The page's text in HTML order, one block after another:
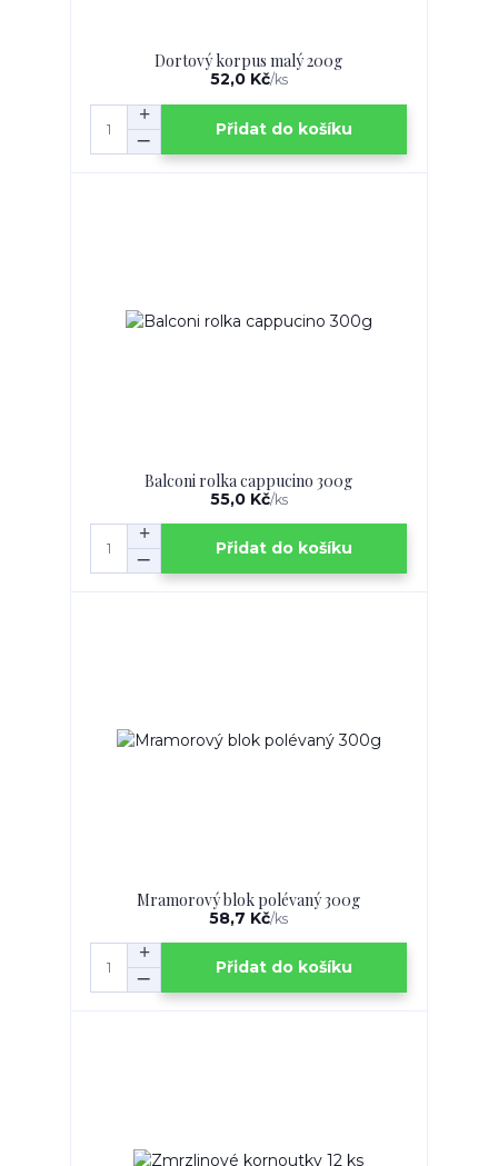
Dortový korpus malý 200g
52,0 Kč/ks
Přidat do košíku
Balconi rolka cappucino 300g
55,0 Kč/ks
Přidat do košíku
Mramorový blok polévaný 300g
58,7 Kč/ks
Přidat do košíku